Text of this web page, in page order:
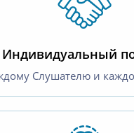
Индивидуальный
Слушателю и